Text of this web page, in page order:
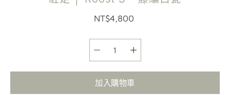
NT$4,800
加入購物車